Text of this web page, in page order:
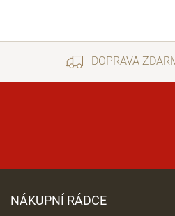
DOPRAVA
NÁKUPNÍ RÁDCE